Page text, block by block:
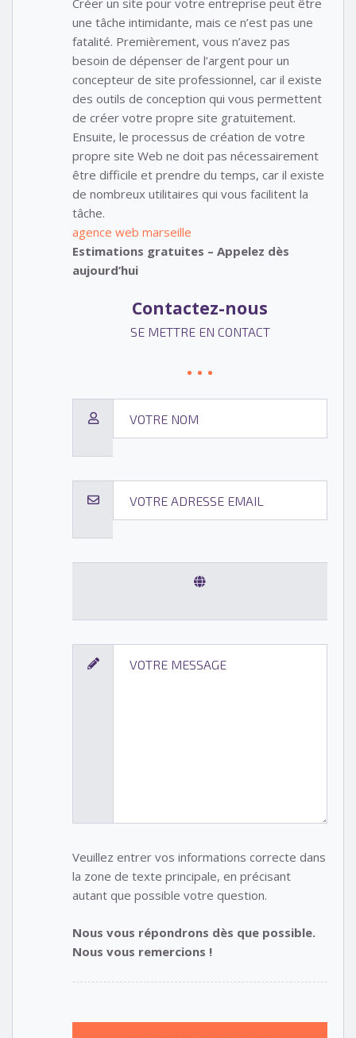
Créer un site pour votre entreprise peut être
une tâche intimidante, mais ce n’est pas une
fatalité. Premièrement, vous n’avez pas
besoin de dépenser de l’argent pour un
concepteur de site professionnel, car il existe
des outils de conception qui vous permettent
de créer votre propre site gratuitement.
Ensuite, le processus de création de votre
propre site Web ne doit pas nécessairement
être difficile et prendre du temps, car il existe
de nombreux utilitaires qui vous facilitent la
tâche.
agence web marseille
Estimations gratuites – Appelez dès
aujourd’hui
Contactez-nous
SE METTRE EN CONTACT
Veuillez entrer vos informations correcte dans
la zone de texte principale, en précisant
autant que possible votre question.
Nous vous répondrons dès que possible.
Nous vous remercions !